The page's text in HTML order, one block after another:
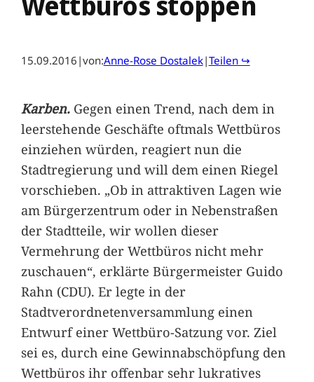
15.09.2016 |von:Anne-Rose Dostalek|Teilen ↪
Karben.Gegen einen Trend, nach dem in
leerstehende Geschäfte oftmals Wettbüros
einziehen würden, reagiert nun die
Stadtregierung und will dem einen Riegel
vorschieben. „Ob in attraktiven Lagen wie
am Bürgerzentrum oder in Nebenstraßen
der Stadtteile, wir wollen dieser
Vermehrung der Wettbüros nicht mehr
zuschauen“, erklärte Bürgermeister Guido
Rahn (CDU). Er legte in der
Stadtverordnetenversammlung einen
Entwurf einer Wettbüro-Satzung vor. Ziel
sei es, durch eine Gewinnabschöpfung den
Wettbüros ihr offenbar sehr lukratives